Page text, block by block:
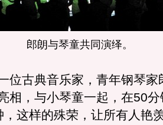
郎朗与琴童共同演绎。
古典音乐家，青年钢琴家
相，与小琴童一起，在50
，这样的殊荣，让所有人艳